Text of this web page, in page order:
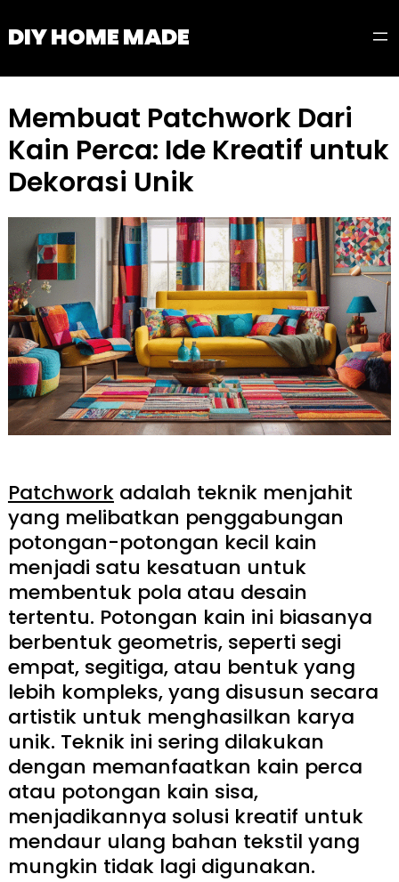
toDIY HOME MADE
Membuat Patchwork Dari
Kain Perca: Ide Kreatif untuk
Dekorasi Unik
Patchworkadalah teknik menjahit
yang melibatkan penggabungan
potongan-potongan kecil kain
menjadi satu kesatuan untuk
membentuk pola atau desain
tertentu. Potongan kain ini biasanya
berbentuk geometris, seperti segi
empat, segitiga, atau bentuk yang
lebih kompleks, yang disusun secara
artistik untuk menghasilkan karya
unik. Teknik ini sering dilakukan
dengan memanfaatkan kain perca
atau potongan kain sisa,
menjadikannya solusi kreatif untuk
mendaur ulang bahan tekstil yang
mungkin tidak lagi digunakan.